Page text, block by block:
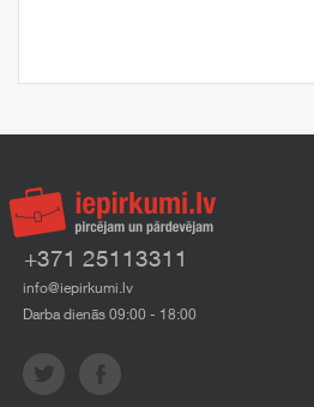
+371 25113311
info@iepirkumi.lv
Darba dienās 09:00 - 18:00